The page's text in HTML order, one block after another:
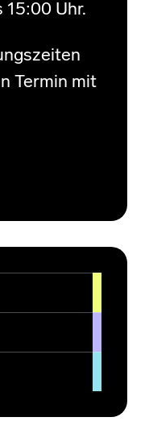
15:00 Uhr.
Termin mit